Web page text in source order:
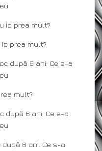
io prea mult?
prea mult?
după 6 ani. Ce s-a
mult?
după 6 ani. Ce s-a
după 6 ani. Ce s-a